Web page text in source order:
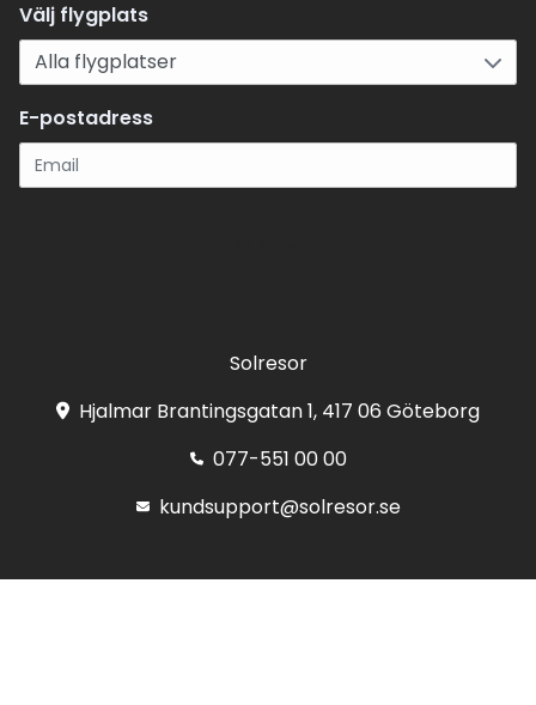
Välj flygplats
E-postadress
Solresor
Hjalmar Brantingsgatan 1, 417 06 Göteborg
077-551 00 00
kundsupport@solresor.se